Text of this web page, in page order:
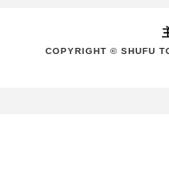
COPYRIGHT © SHUFU